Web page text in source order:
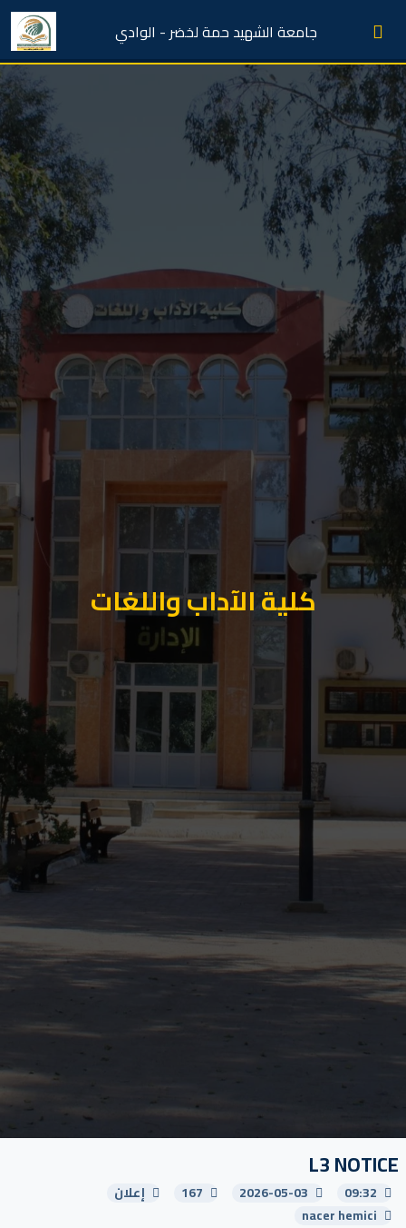
جامعة الشهيد حمة لخضر - الوادي
كلية الآداب واللغات
L3 NOTICE
09:32
2026-05-03
167
إعلان
nacer hemici